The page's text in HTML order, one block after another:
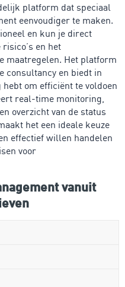
platform dat speciaal
eenvoudiger te maken.
en kun je direct
en het
maatregelen. Het platform
consultancy en biedt in
om efficiënt te voldoen
real-time monitoring,
overzicht van de status
het een ideale keuze
effectief willen handelen
voor
vanuit